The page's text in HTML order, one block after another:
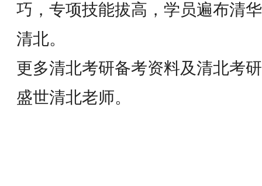
巧，专项技能拔高，学员遍布清
清北。
更多清北考研备考资料及清北考
盛世清北老师。